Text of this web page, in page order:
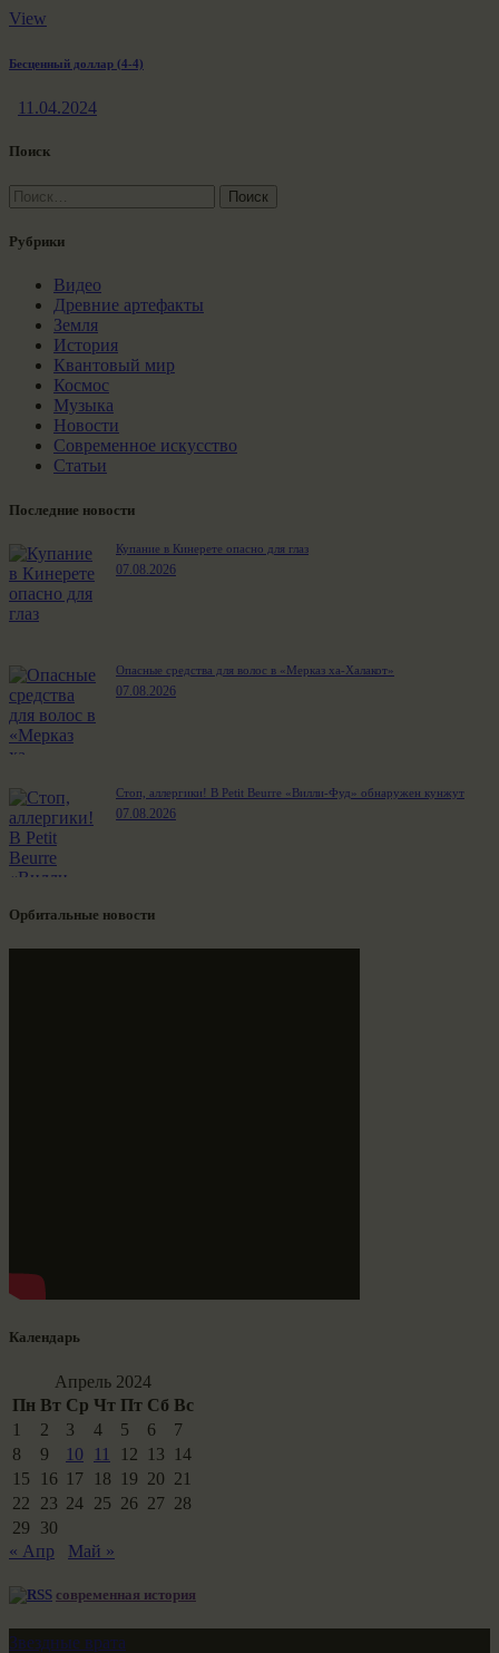
View
Бесценный доллар (4-4)
11.04.2024
Поиск
Найти:
Рубрики
Видео
Древние артефакты
Земля
История
Квантовый мир
Космос
Музыка
Новости
Современное искусство
Статьи
Последние новости
Купание в Кинерете опасно для глаз
07.08.2026
Опасные средства для волос в «Мерказ ха-Халакот»
07.08.2026
Стоп, аллергики! В Petit Beurre «Вилли-Фуд» обнаружен кунжут
07.08.2026
Орбитальные новости
Календарь
Апрель 2024
Пн Вт Ср Чт Пт Сб Вс
1
2 3 4 5 6
7
8
9 10 11 12 13
14
15
16 17 18 19 20 21
22
23 24 25 26 27 28
29
30
« Апр
Май »
современная история
Звездные врата